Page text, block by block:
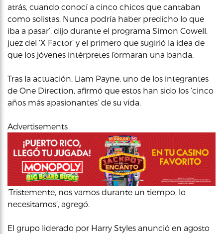
atrás, cuando conocí a cinco chicos que cantaban
como solistas. Nunca podría haber predicho lo que
iba a pasar’, dijo durante el programa Simon Cowell,
juez del ‘X Factor’ y el primero que sugirió la idea de
que los jóvenes intérpretes formaran una banda.
Tras la actuación, Liam Payne, uno de los integrantes
de One Direction, afirmó que estos han sido los ‘cinco
años más apasionantes’ de su vida.
Advertisements
‘Tristemente, nos vamos durante un tiempo, lo
necesitamos’, agregó.
El grupo liderado por Harry Styles anunció en agosto